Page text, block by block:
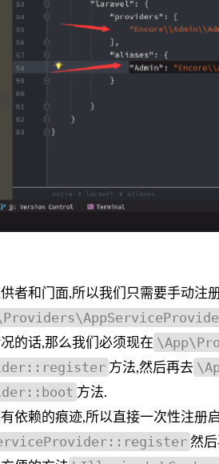
者和门面,所以我们只需要手动注
的话,那么我们必须现在
方法,然后再去
方法.
依赖的痕迹,所以直接一次性注册
然